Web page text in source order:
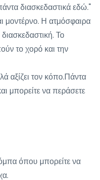
διασκεδαστικά εδώ."
μοντέρνο. Η ατμόσφαιρα
Το
το χορό και την
αξίζει τον κόπο.Πάντα
μπορείτε να περάσετε
όπου μπορείτε να